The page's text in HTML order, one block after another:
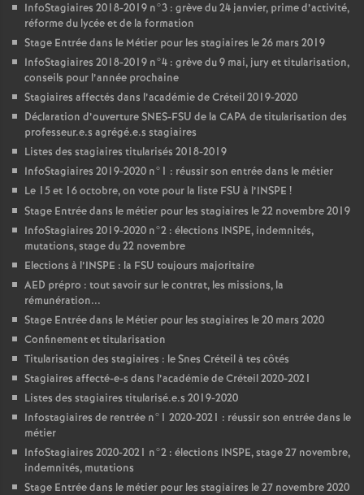
InfoStagiaires 2018-2019 n°3 : grève du 24 janvier, prime d’activité,
réforme du lycée et de la formation
Stage Entrée dans le Métier pour les stagiaires le 26 mars 2019
InfoStagiaires 2018-2019 n°4 : grève du 9 mai, jury et titularisation,
conseils pour l’année prochaine
Stagiaires affectés dans l’académie de Créteil 2019-2020
Déclaration d’ouvertureSNES-FSU de la CAPAde titularisation des
professeur.e.s agrégé.e.s stagiaires
Listes des stagiaires titularisés 2018-2019
InfoStagiaires 2019-2020 n°1 : réussir son entrée dans le métier
Le 15 et 16 octobre, on vote pour la liste FSU à l’INSPE !
Stage Entrée dans le métier pour les stagiaires le 22 novembre 2019
InfoStagiaires 2019-2020 n°2 : élections INSPE, indemnités,
mutations, stage du 22 novembre
Elections à l’INSPE : la FSU toujours majoritaire
AED prépro : tout savoir sur le contrat, les missions, la
rémunération...
Stage Entrée dans le Métier pour les stagiaires le 20 mars 2020
Confinement et titularisation
Titularisation des stagiaires : le Snes Créteil à tes côtés
Stagiaires affecté-e-s dans l’académie de Créteil 2020-2021
Listes des stagiaires titularisé.e.s 2019-2020
Infostagiaires de rentrée n°1 2020-2021 : réussir son entrée dans le
métier
InfoStagiaires 2020-2021 n°2 : élections INSPE, stage 27 novembre,
indemnités, mutations
Stage Entrée dans le métier pour les stagiaires le 27 novembre 2020